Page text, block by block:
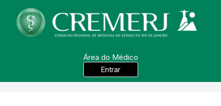
Área do Médico
Entrar